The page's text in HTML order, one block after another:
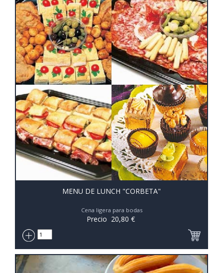
MENU DE LUNCH "CORBETA"
Cena ligera para bodas
Precio 20,80 €